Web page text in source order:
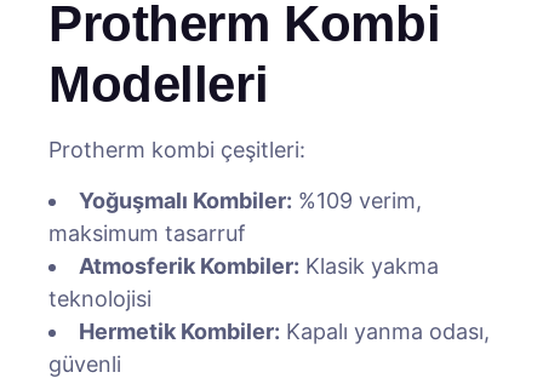
Protherm Kombi
Modelleri
Protherm kombi çeşitleri:
Yoğuşmalı Kombiler: %109 verim,
maksimum tasarruf
Atmosferik Kombiler: Klasik yakma
teknolojisi
Hermetik Kombiler: Kapalı yanma odası,
güvenli